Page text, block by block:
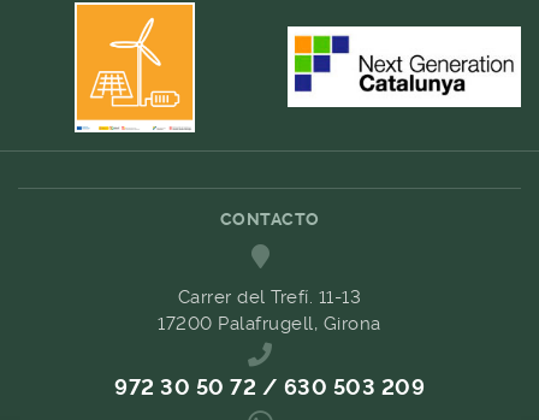
CONTACTO
Carrer del Trefí. 11-13
17200 Palafrugell, Girona
972 30 50 72 / 630 503 209